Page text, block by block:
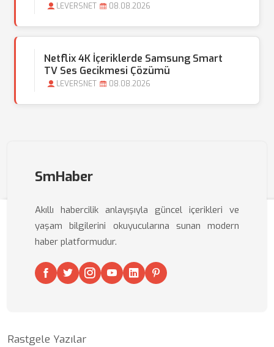
LEVERSNET 08.08.2026
Netflix 4K İçeriklerde Samsung Smart
TV Ses Gecikmesi Çözümü
LEVERSNET 08.08.2026
SmHaber
Akıllı habercilik anlayışıyla güncel içerikleri ve
yaşam bilgilerini okuyucularına sunan modern
haber platformudur.
Rastgele Yazılar